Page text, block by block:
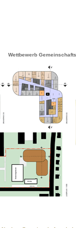
Wettbewerb